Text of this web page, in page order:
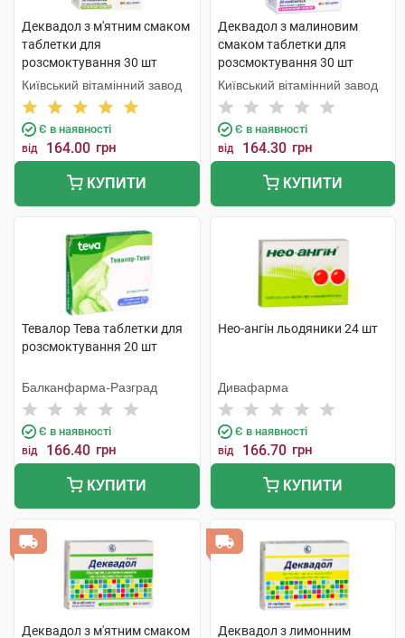
Деквадол з м'ятним смаком
таблетки для
розсмоктування 30 шт
Київський вітамінний завод
Є в наявності
від 164.00 грн
КУПИТИ
Деквадол з малиновим
смаком таблетки для
розсмоктування 30 шт
Київський вітамінний завод
Є в наявності
від 164.30 грн
КУПИТИ
Тевалор Тева таблетки для
розсмоктування 20 шт
Балканфарма-Разград
Є в наявності
від 166.40 грн
КУПИТИ
Нео-ангін льодяники 24 шт
Дивафарма
Є в наявності
від 166.70 грн
КУПИТИ
Деквадол з м'ятним смаком Деквадол з лимонним